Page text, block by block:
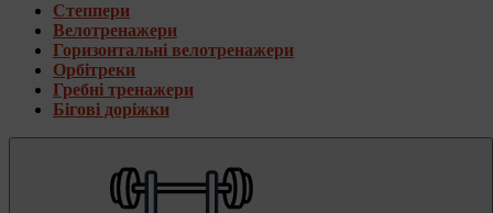
Степпери
Велотренажери
Горизонтальні велотренажери
Орбітреки
Гребні тренажери
Бігові доріжки